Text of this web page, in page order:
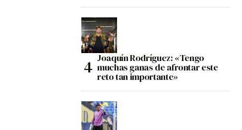
Joaquín Rodríguez: «Tengo
muchas ganas de afrontar este
reto tan importante»